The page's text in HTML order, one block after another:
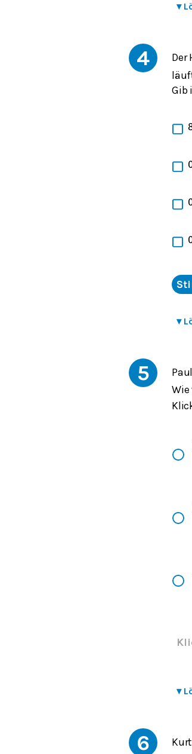
▾
4 Der
Gib
▾
5
▾
6